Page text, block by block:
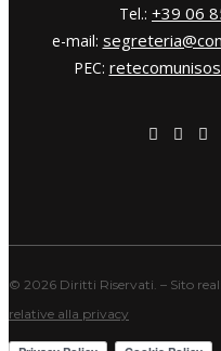
Tel.: +39 06
e-mail:
PEC:
© 2026 Diritti Riservati. – Sito
relative alla privacy